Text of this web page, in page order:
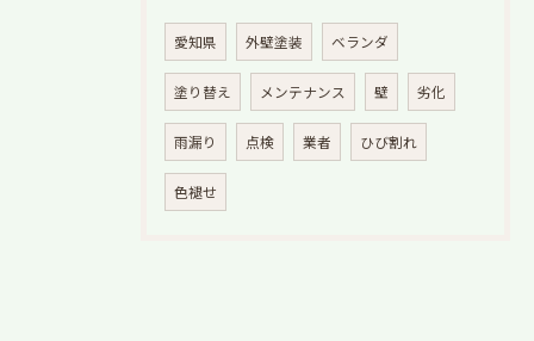
愛知県 外壁塗装 ベランダ
塗り替え メンテナンス 壁 劣化
雨漏り 点検 業者 ひび割れ
色褪せ